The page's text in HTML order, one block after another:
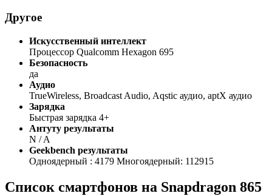
Другое
Искусственный интеллект
Процессор Qualcomm Hexagon 695
Безопасность
да
Аудио
TrueWireless, Broadcast Audio, Aqstic аудио, aptX аудио
Зарядка
Быстрая зарядка 4+
Антуту результаты
N / A
Geekbench результаты
Одноядерный : 4179 Многоядерный: 112915
Список смартфонов на Snapdragon 865